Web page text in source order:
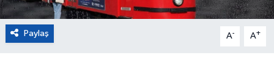
Paylaş A- A+
Magazin
Turizm